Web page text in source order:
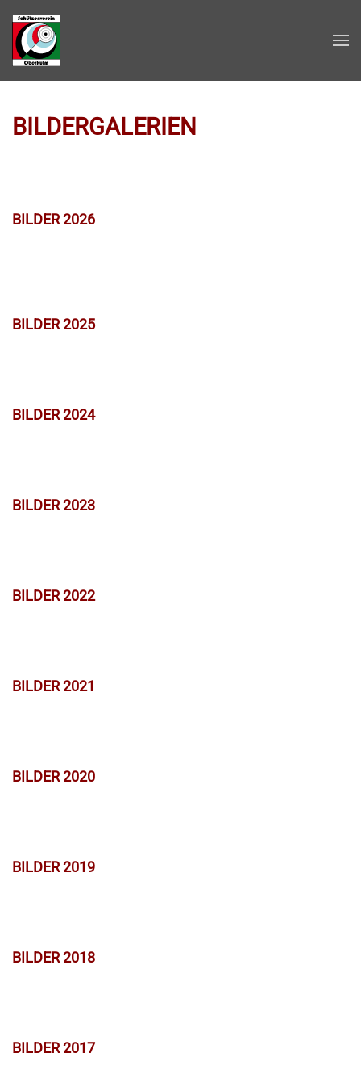
Zum Hauptinhalt springen
BILDERGALERIEN
BILDER 2026
BILDER 2025
BILDER 2024
BILDER 2023
BILDER 2022
BILDER 2021
BILDER 2020
BILDER 2019
BILDER 2018
BILDER 2017